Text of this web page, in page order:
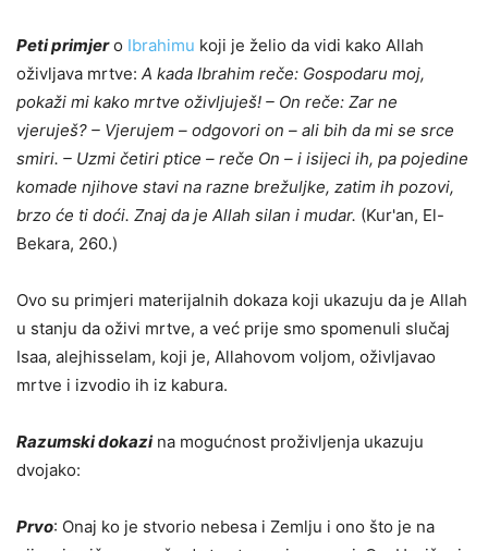
Peti primjero Ibrahimu koji je želio da vidi kako Allah
oživljava mrtve: A kada Ibrahim reče: Gospodaru moj,
pokaži mi kako mrtve oživljuješ! – On reče: Zar ne
vjeruješ? – Vjerujem – odgovori on – ali bih da mi se srce
smiri. – Uzmi četiri ptice – reče On – i isijeci ih, pa pojedine
komade njihove stavi na razne brežuljke, zatim ih pozovi,
brzo će ti doći. Znaj da je Allah silan i mudar. (Kur'an, El-
Bekara, 260.)
Ovo su primjeri materijalnih dokaza koji ukazuju da je Allah
u stanju da oživi mrtve, a već prije smo spomenuli slučaj
Isaa, alejhisselam, koji je, Allahovom voljom, oživljavao
mrtve i izvodio ih iz kabura.
Razumski dokazina mogućnost proživljenja ukazuju
dvojako:
Prvo: Onaj ko je stvorio nebesa i Zemlju i ono što je na